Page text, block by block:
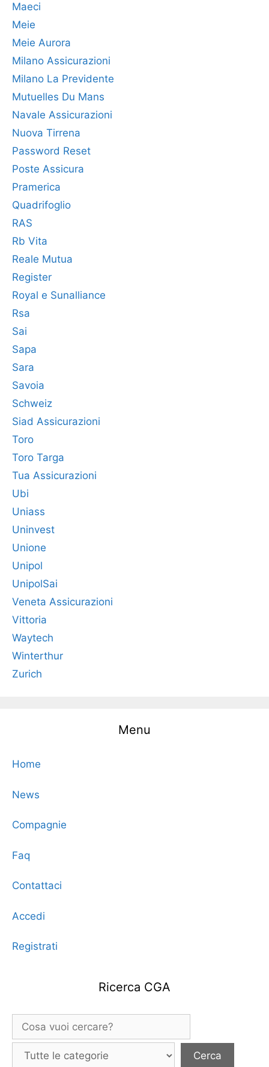
Maeci
Meie
Meie Aurora
Milano Assicurazioni
Milano La Previdente
Mutuelles Du Mans
Navale Assicurazioni
Nuova Tirrena
Password Reset
Poste Assicura
Pramerica
Quadrifoglio
RAS
Rb Vita
Reale Mutua
Register
Royal e Sunalliance
Rsa
Sai
Sapa
Sara
Savoia
Schweiz
Siad Assicurazioni
Toro
Toro Targa
Tua Assicurazioni
Ubi
Uniass
Uninvest
Unione
Unipol
UnipolSai
Veneta Assicurazioni
Vittoria
Waytech
Winterthur
Zurich
Menu
Home
News
Compagnie
Faq
Contattaci
Accedi
Registrati
Ricerca CGA